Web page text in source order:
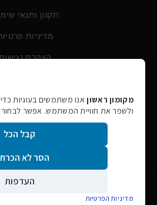
תקנון ותנאי
מדיניות
הצהרת
צרו קשר
טלפון: 760-6388
מקומון ראשוןאנו משתמשים בעוגיות
ולשפר את חוויית המשתמש. אפשר לבחור
קבל הכל
הסר לא
העדפות
מדיניות הפרטיות